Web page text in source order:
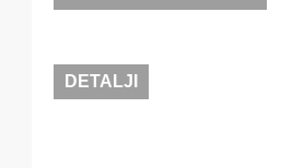
DETALJI